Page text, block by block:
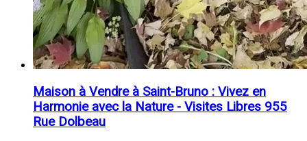
Maison à Vendre à Saint-Bruno : Vivez en
Harmonie avec la Nature - Visites Libres 955
Rue Dolbeau